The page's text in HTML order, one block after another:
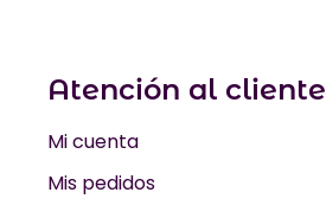
Atención al cliente
Mi cuenta
Mis pedidos